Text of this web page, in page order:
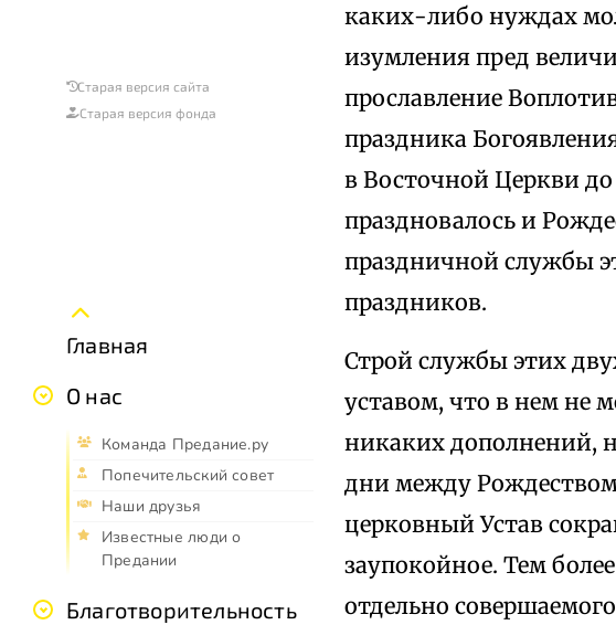
Старая версия сайта
Старая версия фонда
Главная
О нас
Команда Предание.ру
Попечительский совет
Наши друзья
Известные люди о
Предании
Благотворительность
каких-либо нуждах
изумления пред
прославление
праздника
в Восточной Церкви до
праздновалось и
праздничной службы
праздников.
Строй службы этих
уставом, что в нем не
никаких дополнений,
дни между
церковный Устав
заупокойное. Тем
отдельно